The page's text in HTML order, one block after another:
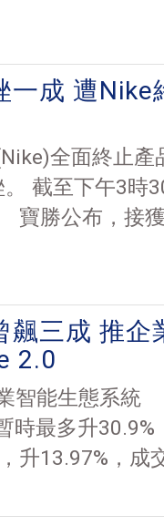
一成 遭Nike
全面終止產
截至下午3時
寶勝公布，接
飆三成 推企
2.0
智能生態系統
時最多升
升13.97%，成